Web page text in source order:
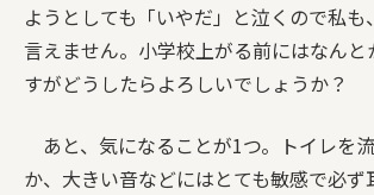
ようとしても「いやだ」と泣くので私も
言えません。小学校上がる前にはなんと
すがどうしたらよろしいでしょうか？
あと、気になることが1つ。トイレを
か、大きい音などにはとても敏感で必ず